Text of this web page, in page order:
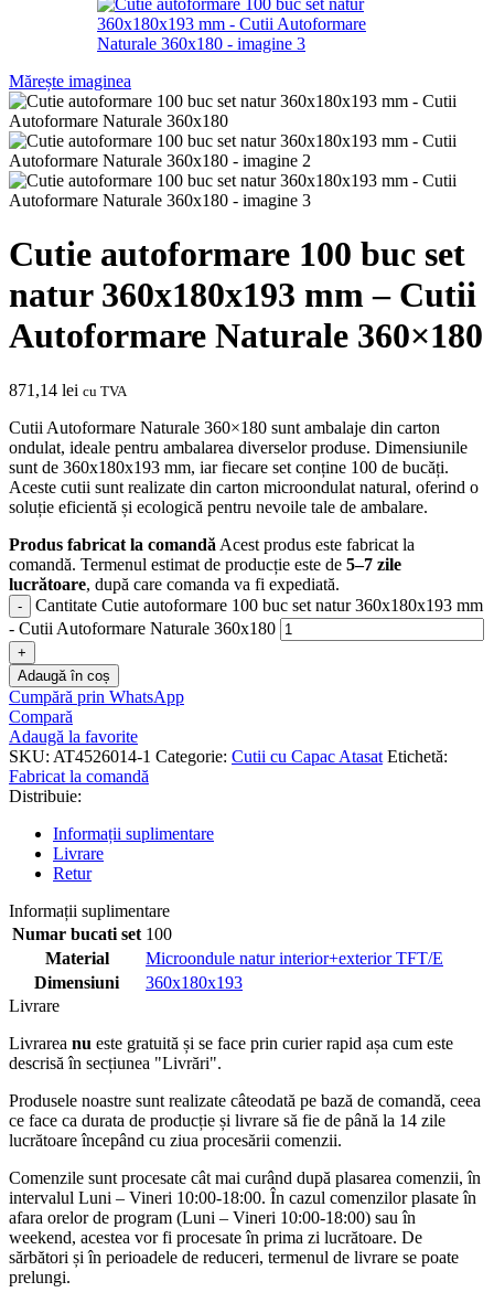
Mărește imaginea
Cutie autoformare 100 buc set
natur 360x180x193 mm – Cutii
Autoformare Naturale 360×180
871,14 lei cu TVA
Cutii Autoformare Naturale 360×180 sunt ambalaje din carton
ondulat, ideale pentru ambalarea diverselor produse. Dimensiunile
sunt de 360x180x193 mm, iar fiecare set conține 100 de bucăți.
Aceste cutii sunt realizate din carton microondulat natural, oferind o
soluție eficientă și ecologică pentru nevoile tale de ambalare.
Produs fabricat la comandă Acest produs este fabricat la
comandă. Termenul estimat de producție este de 5–7 zile
lucrătoare, după care comanda va fi expediată.
Cantitate Cutie autoformare 100 buc set natur 360x180x193 mm
- Cutii Autoformare Naturale 360x180
Adaugă în coș
Cumpără prin WhatsApp
Compară
Adaugă la favorite
SKU: AT4526014-1 Categorie: Cutii cu Capac Atasat Etichetă:
Fabricat la comandă
Distribuie:
Informații suplimentare
Livrare
Retur
Informații suplimentare
Numar bucati set 100
Material
Microondule natur interior+exterior TFT/E
Dimensiuni
360x180x193
Livrare
Livrarea nu este gratuită și se face prin curier rapid așa cum este
descrisă în secțiunea "Livrări".
Produsele noastre sunt realizate câteodată pe bază de comandă, ceea
ce face ca durata de producție și livrare să fie de până la 14 zile
lucrătoare începând cu ziua procesării comenzii.
Comenzile sunt procesate cât mai curând după plasarea comenzii, în
intervalul Luni – Vineri 10:00-18:00. În cazul comenzilor plasate în
afara orelor de program (Luni – Vineri 10:00-18:00) sau în
weekend, acestea vor fi procesate în prima zi lucrătoare. De
sărbători și în perioadele de reduceri, termenul de livrare se poate
prelungi.